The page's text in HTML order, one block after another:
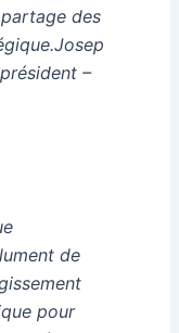
des
–
de
pour